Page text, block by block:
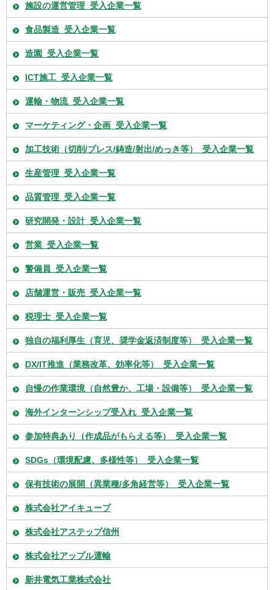
施設の運営管理_受入企業一覧
食品製造_受入企業一覧
造園_受入企業一覧
ICT施工_受入企業一覧
運輸・物流_受入企業一覧
マーケティング・企画_受入企業一覧
加工技術（切削/プレス/鋳造/射出/めっき等）_受入企業一覧
生産管理_受入企業一覧
品質管理_受入企業一覧
研究開発・設計_受入企業一覧
営業_受入企業一覧
警備員_受入企業一覧
店舗運営・販売_受入企業一覧
税理士_受入企業一覧
独自の福利厚生（育児、奨学金返済制度等）_受入企業一覧
DX/IT推進（業務改革、効率化等）_受入企業一覧
自慢の作業環境（自然豊か、工場・設備等）_受入企業一覧
海外インターンシップ受入れ_受入企業一覧
参加特典あり（作成品がもらえる等）_受入企業一覧
SDGs（環境配慮、多様性等）_受入企業一覧
保有技術の展開（異業種/多角経営等）_受入企業一覧
株式会社アイキューブ
株式会社アステップ信州
株式会社アップル運輸
新井電気工業株式会社